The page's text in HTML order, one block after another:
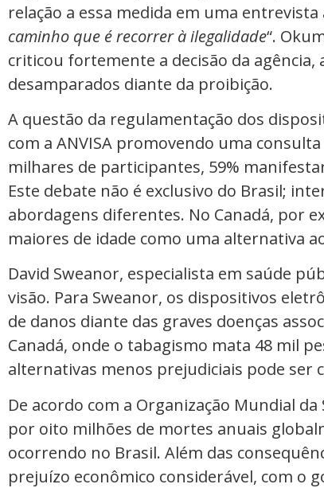
relação a essa medida em uma entrevista
caminho que é recorrer à ilegalidade“.
criticou fortemente a decisão da
desamparados diante da proibição.
A questão da regulamentação dos
com a ANVISA promovendo uma
milhares de participantes, 59%
Este debate não é exclusivo do Brasil;
abordagens diferentes. No Canadá, por
maiores de idade como uma alternativa
David Sweanor, especialista em saúde
visão. Para Sweanor, os dispositivos
de danos diante das graves doenças
Canadá, onde o tabagismo mata 48 mil
alternativas menos prejudiciais pode ser
De acordo com a Organização Mundial
por oito milhões de mortes anuais
ocorrendo no Brasil. Além das
prejuízo econômico considerável, com o